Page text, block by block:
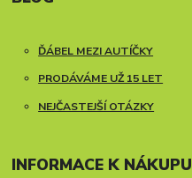
ĎÁBEL MEZI AUTÍČKY
PRODÁVÁME UŽ 15 LET
NEJČASTEJŠÍ OTÁZKY
INFORMACE K NÁKUPU